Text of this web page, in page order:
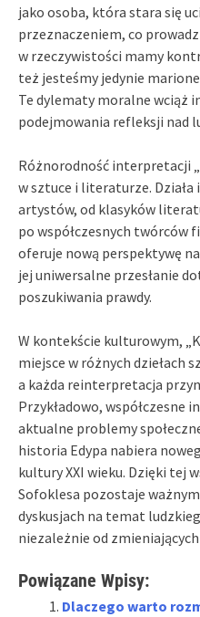
jako osoba, która stara się
przeznaczeniem, co
w rzeczywistości mamy
też jesteśmy jedynie
Te dylematy moralne wciąż
podejmowania refleksji nad
Różnorodność interpretacji
w sztuce i literaturze.
artystów, od klasyków
po współczesnych twórców
oferuje nową perspektywę
jej uniwersalne przesłanie
poszukiwania prawdy.
W kontekście kulturowym,
miejsce w różnych dziełach
a każda reinterpretacja
Przykładowo, współczesne
aktualne problemy
historia Edypa nabiera
kultury XXI wieku. Dzięki tej
Sofoklesa pozostaje
dyskusjach na temat
niezależnie od zmieniających
Powiązane Wpisy:
Dlaczego warto